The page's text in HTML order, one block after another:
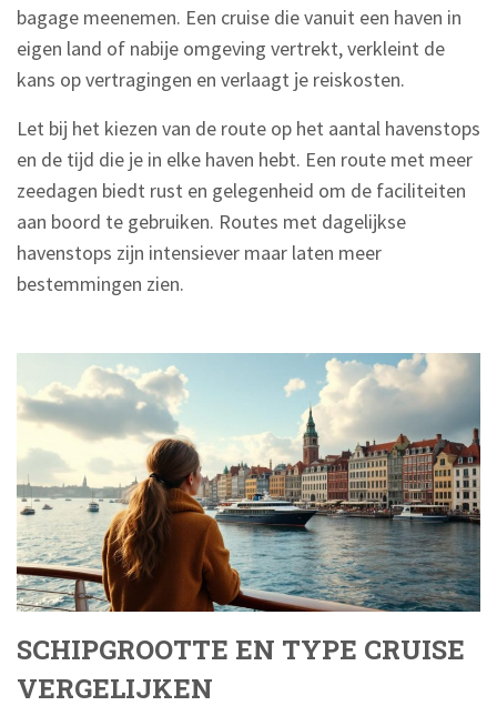
bagage meenemen. Een cruise die vanuit een haven in
eigen land of nabije omgeving vertrekt, verkleint de
kans op vertragingen en verlaagt je reiskosten.
Let bij het kiezen van de route op het aantal havenstops
en de tijd die je in elke haven hebt. Een route met meer
zeedagen biedt rust en gelegenheid om de faciliteiten
aan boord te gebruiken. Routes met dagelijkse
havenstops zijn intensiever maar laten meer
bestemmingen zien.
SCHIPGROOTTE EN TYPE CRUISE
VERGELIJKEN